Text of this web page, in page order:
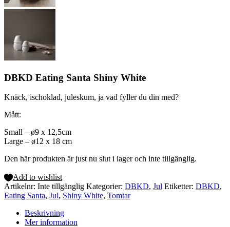
DBKD Eating Santa Shiny White
Knäck, ischoklad, juleskum, ja vad fyller du din med?
Mått:
Small – ø9 x 12,5cm
Large – ø12 x 18 cm
Den här produkten är just nu slut i lager och inte tillgänglig.
Add to wishlist
Artikelnr: Inte tillgänglig Kategorier: DBKD, Jul Etiketter: DBKD,
Eating Santa, Jul, Shiny White, Tomtar
Beskrivning
Mer information